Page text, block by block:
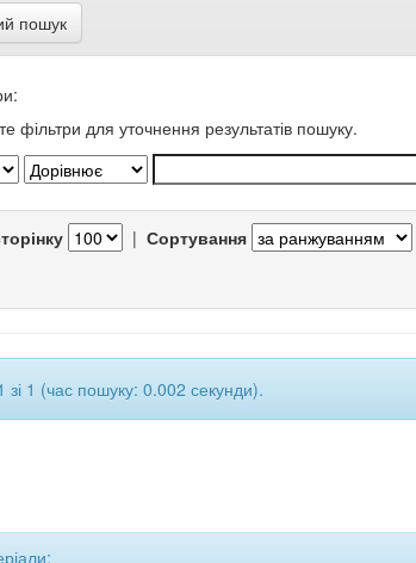
пошук
фільтри для уточнення результатів пошуку.
| Сортування
зі 1 (час пошуку: 0.002 секунди).